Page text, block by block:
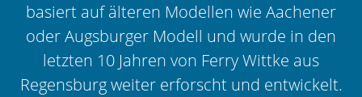
basiert auf älteren Modellen wie Aachener
oder Augsburger Modell und wurde in den
letzten 10 Jahren von Ferry Wittke aus
Regensburg weiter erforscht und entwickelt.